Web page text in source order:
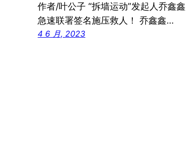
作者/叶公子 “拆墙运动”发起人乔鑫
急速联署签名施压救人！ 乔鑫鑫…
4 6 月, 2023